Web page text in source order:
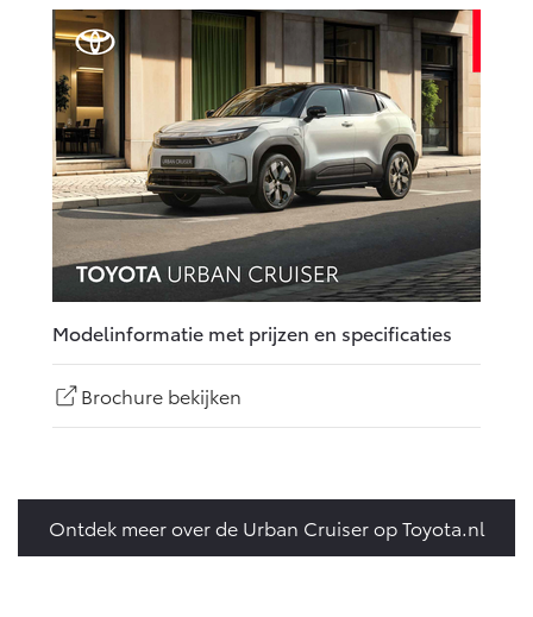
Modelinformatie met prijzen en specificaties
Brochure bekijken
Ontdek meer over de Urban Cruiser op Toyota.nl